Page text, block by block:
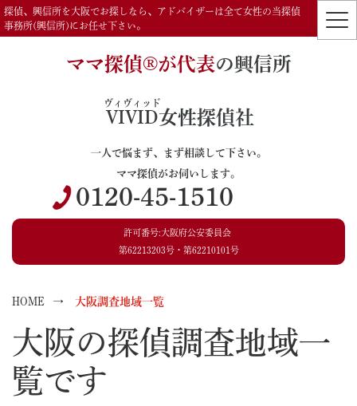
探偵、興信所を大阪でお探しなら、アドバイザーは全て女性の当探偵
事務所(興信所)にお任せ下さい。
ママ探偵®️が代表の興信所
VIVID
ヴィヴィッド
女性探偵社
一人で悩まず、まず相談して下さい。
ママ探偵がお伺いします。
0120-45-1510
許可番号:大阪府公安委員会
第62213203号・第62210101号
HOME 大阪調査地域一覧
大阪の探偵調査地域一
覧です